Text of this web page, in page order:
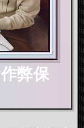
弊保